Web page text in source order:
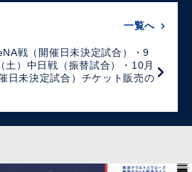
一覧へ
戦（開催日未決定試合）・9
土）中日戦（振替試合）・10月
日未決定試合）チケット販売の